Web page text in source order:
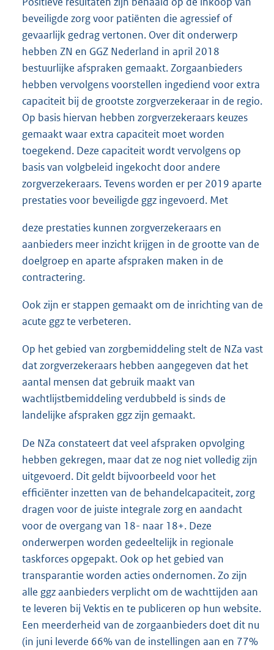
beveiligde zorg voor patiënten die agressief of
gevaarlijk gedrag vertonen. Over dit onderwerp
hebben ZN en GGZ Nederland in april 2018
bestuurlijke afspraken gemaakt. Zorgaanbieders
hebben vervolgens voorstellen ingediend voor extra
capaciteit bij de grootste zorgverzekeraar in de regio.
Op basis hiervan hebben zorgverzekeraars keuzes
gemaakt waar extra capaciteit moet worden
toegekend. Deze capaciteit wordt vervolgens op
basis van volgbeleid ingekocht door andere
zorgverzekeraars. Tevens worden er per 2019 aparte
prestaties voor beveiligde ggz ingevoerd. Met
deze prestaties kunnen zorgverzekeraars en
aanbieders meer inzicht krijgen in de grootte van de
doelgroep en aparte afspraken maken in de
contractering.
Ook zijn er stappen gemaakt om de inrichting van de
acute ggz te verbeteren.
Op het gebied van zorgbemiddeling stelt de NZa vast
dat zorgverzekeraars hebben aangegeven dat het
aantal mensen dat gebruik maakt van
wachtlijstbemiddeling verdubbeld is sinds de
landelijke afspraken ggz zijn gemaakt.
De NZa constateert dat veel afspraken opvolging
hebben gekregen, maar dat ze nog niet volledig zijn
uitgevoerd. Dit geldt bijvoorbeeld voor het
efficiënter inzetten van de behandelcapaciteit, zorg
dragen voor de juiste integrale zorg en aandacht
voor de overgang van 18- naar 18+. Deze
onderwerpen worden gedeeltelijk in regionale
taskforces opgepakt. Ook op het gebied van
transparantie worden acties ondernomen. Zo zijn
alle ggz aanbieders verplicht om de wachttijden aan
te leveren bij Vektis en te publiceren op hun website.
Een meerderheid van de zorgaanbieders doet dit nu
(in juni leverde 66% van de instellingen aan en 77%